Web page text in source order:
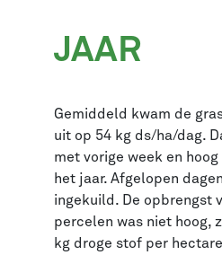
JAAR
Gemiddeld kwam de
uit op 54 kg ds/ha/dag.
met vorige week en
het jaar. Afgelopen
ingekuild. De opbrengst
percelen was niet hoog,
kg droge stof per